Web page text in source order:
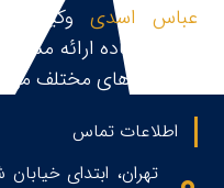
عباس اسدی وکیل
حقوقی،آماده ارائه
در زمینه های مختلف می
اطلاعات تماس
تهران، ابتدای